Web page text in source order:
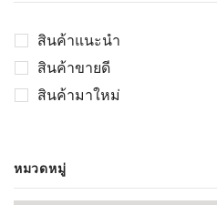
สินค้าแนะนำ
สินค้าขายดี
สินค้ามาใหม่
หมวดหมู่